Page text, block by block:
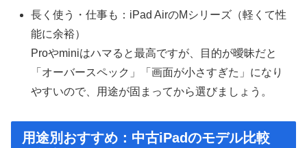
長く使う・仕事も：iPad AirのMシリーズ（軽くて性
能に余裕）
Proやminiはハマると最高ですが、目的が曖昧だと
「オーバースペック」「画面が小さすぎた」になり
やすいので、用途が固まってから選びましょう。
用途別おすすめ：中古iPadのモデル比較